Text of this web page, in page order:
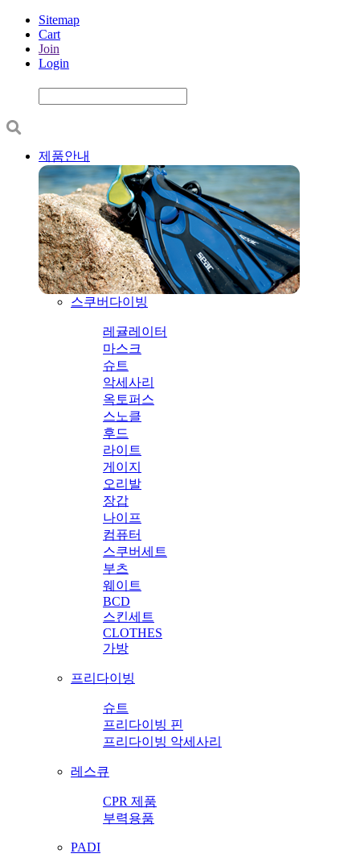
Sitemap
Cart
Join
Login
제품안내
스쿠버다이빙
레귤레이터
마스크
슈트
악세사리
옥토퍼스
스노클
후드
라이트
게이지
오리발
장갑
나이프
컴퓨터
스쿠버세트
부츠
웨이트
BCD
스킨세트
CLOTHES
가방
프리다이빙
슈트
프리다이빙 핀
프리다이빙 악세사리
레스큐
CPR 제품
부력용품
PADI